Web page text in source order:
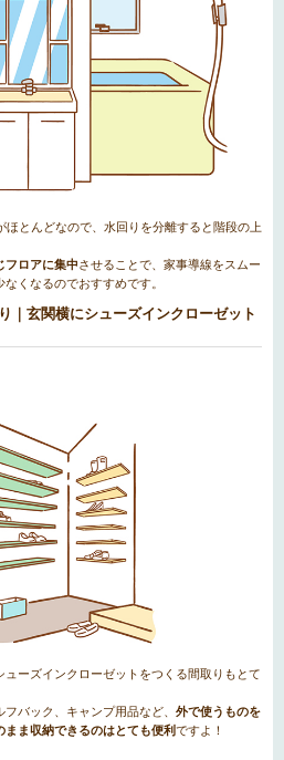
とんどなので、水回りを分離すると階段の上
フロアに集中させることで、家事導線をスムー
くなるのでおすすめです。
｜玄関横にシューズインクローゼット
ーズインクローゼットをつくる間取りもとて
バック、キャンプ用品など、 外で使うものを
ま収納できるのはとても便利ですよ！